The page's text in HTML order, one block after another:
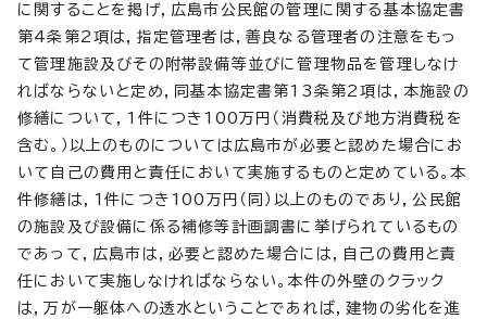
に関することを掲げ，広島市公民館の管理に関する基本協定書
第4条第2項は，指定管理者は，善良なる管理者の注意をもっ
て管理施設及びその附帯設備等並びに管理物品を管理しなけ
ればならないと定め，同基本協定書第13条第2項は，本施設の
修繕について，1件につき100万円（消費税及び地方消費税を
含む。）以上のものについては広島市が必要と認めた場合にお
いて自己の費用と責任において実施するものと定めている。本
件修繕は，1件につき100万円（同）以上のものであり，公民館
の施設及び設備に係る補修等計画調書に挙げられているもの
であって，広島市は，必要と認めた場合には，自己の費用と責
任において実施しなければならない。本件の外壁のクラック
は，万が一躯体への透水ということであれば，建物の劣化を進